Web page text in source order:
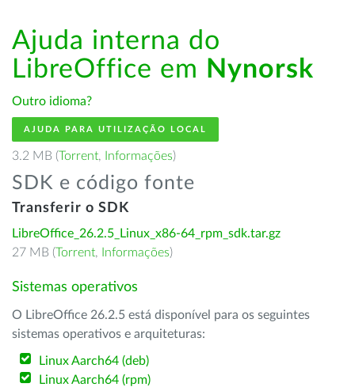
Ajuda interna do
LibreOffice em Nynorsk
Outro idioma?
AJUDA PARA UTILIZAÇÃO LOCAL
3.2 MB (Torrent, Informações)
SDK e código fonte
Transferir o SDK
LibreOffice_26.2.5_Linux_x86-64_rpm_sdk.tar.gz
27 MB (Torrent, Informações)
Sistemas operativos
O LibreOffice 26.2.5 está disponível para os seguintes
sistemas operativos e arquiteturas:
Linux Aarch64 (deb)
Linux Aarch64 (rpm)